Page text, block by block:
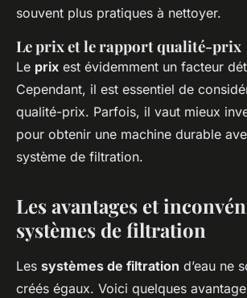
souvent plus pratiques à nettoyer.
Le prix et le rapport qualité-prix
Le prix est évidemment un facteur
Cependant, il est essentiel de
qualité-prix. Parfois, il vaut mieux
pour obtenir une machine durable
système de filtration.
Les avantages et
systèmes de filtration
Les systèmes de filtration d’eau ne
créés égaux. Voici quelques